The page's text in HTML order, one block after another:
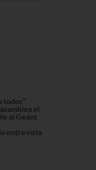
todos”
el
al Geant
entrevista